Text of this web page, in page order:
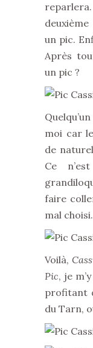
un pic.
Après
un pic ?
moi car
de
Ce
faire
mal choisi.
Voilà,
Pic, je
profitant
du Tarn,